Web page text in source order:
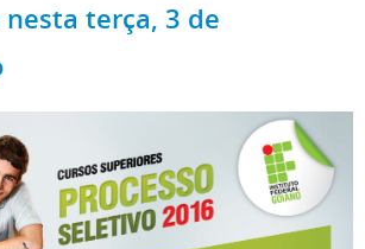
terça, 3 de